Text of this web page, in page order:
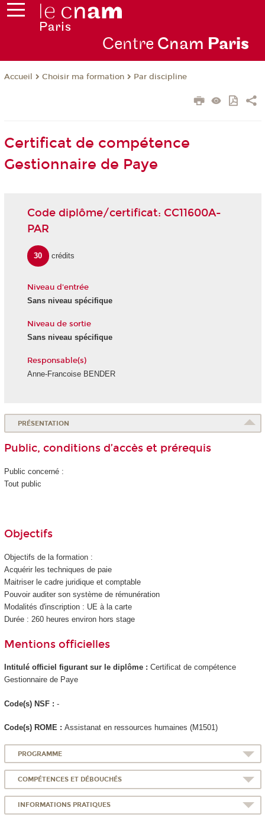
Centre Cnam Paris
Accueil Choisir ma formation Par discipline
Certificat de compétence
Gestionnaire de Paye
Code diplôme/certificat: CC11600A-
PAR
30 crédits
Niveau d'entrée
Sans niveau spécifique
Niveau de sortie
Sans niveau spécifique
Responsable(s)
Anne-Francoise BENDER
PRÉSENTATION
Public, conditions d’accès et prérequis
Public concerné :
Tout public
Objectifs
Objectifs de la formation :
Acquérir les techniques de paie
Maitriser le cadre juridique et comptable
Pouvoir auditer son système de rémunération
Modalités d'inscription : UE à la carte
Durée : 260 heures environ hors stage
Mentions officielles
Intitulé officiel figurant sur le diplôme : Certificat de compétence
Gestionnaire de Paye
Code(s) NSF : -
Code(s) ROME : Assistanat en ressources humaines (M1501)
PROGRAMME
COMPÉTENCES ET DÉBOUCHÉS
INFORMATIONS PRATIQUES